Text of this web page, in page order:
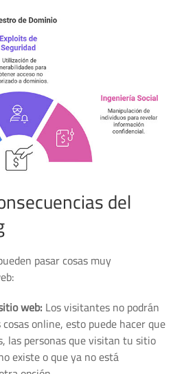
del
pasar cosas muy
web: Los visitantes no podrán
online, esto puede hacer que
las personas que visitan tu sitio
existe o que ya no está